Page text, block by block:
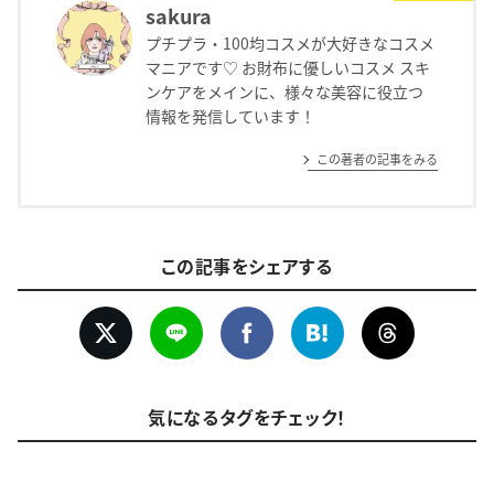
sakura
プチプラ・100均コスメが大好きなコスメ
マニアです♡ お財布に優しいコスメ スキ
ンケアをメインに、様々な美容に役立つ
情報を発信しています！
この著者の記事をみる
この記事をシェアする
気になるタグをチェック！